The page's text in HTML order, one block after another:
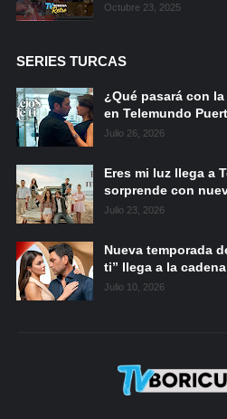
Octubre 23, 2025
SERIES TURCAS
¿Qué pasará con
en Telemundo
Julio 26, 2026
Eres mi luz llega a
sorprende con
Julio 23, 2026
Nueva temporada
ti” llega a la
Julio 10, 2026